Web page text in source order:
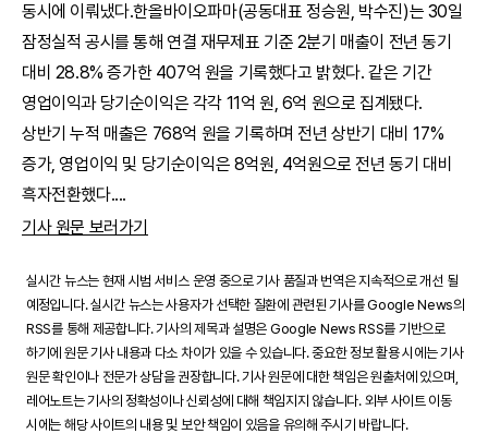
동시에 이뤄냈다.한올바이오파마(공동대표 정승원, 박수진)는 30일
잠정실적 공시를 통해 연결 재무제표 기준 2분기 매출이 전년 동기
대비 28.8% 증가한 407억 원을 기록했다고 밝혔다. 같은 기간
영업이익과 당기순이익은 각각 11억 원, 6억 원으로 집계됐다.
상반기 누적 매출은 768억 원을 기록하며 전년 상반기 대비 17%
증가, 영업이익 및 당기순이익은 8억원, 4억원으로 전년 동기 대비
흑자전환했다....
기사 원문 보러가기
실시간 뉴스는 현재 시범 서비스 운영 중으로 기사 품질과 번역은 지속적으로 개선 될
예정입니다. 실시간 뉴스는 사용자가 선택한 질환에 관련된 기사를 Google News의
RSS를 통해 제공합니다. 기사의 제목과 설명은 Google News RSS를 기반으로
하기에 원문 기사 내용과 다소 차이가 있을 수 있습니다. 중요한 정보 활용 시에는 기사
원문 확인이나 전문가 상담을 권장합니다. 기사 원문에 대한 책임은 원출처에 있으며,
레어노트는 기사의 정확성이나 신뢰성에 대해 책임지지 않습니다. 외부 사이트 이동
시에는 해당 사이트의 내용 및 보안 책임이 있음을 유의해 주시기 바랍니다.